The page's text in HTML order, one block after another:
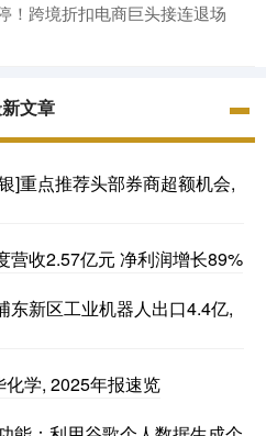
！跨境折扣电商巨头接连退场
文章
]重点推荐头部券商超额机会,
营收2.57亿元 净利润增长89%
东新区工业机器人出口4.4亿,
学, 2025年报速览